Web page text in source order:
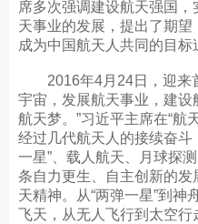
席多次强调建设航天强国
天事业的发展，提出了期望
成为中国航天人共同的目标
2016年4月24日，迎来首
宇宙，发展航天事业，建
航天梦。”习近平主席在“航
经过几代航天人的接续奋斗
一星”、载人航天、月球探
条自力更生、自主创新的
天精神。从“两弹一星”到神
飞天，从无人飞行到太空